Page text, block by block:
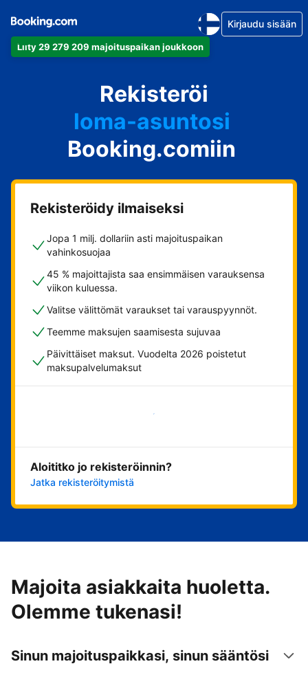
Liity 29 279 209 majoituspaikan joukkoon
Kirjaudu sisään
Rekisteröi
huoneistosi
hotellisi
loma-asuntosi
guesthousesi
bed & breakfastisi
Booking.comiin
Rekisteröidy ilmaiseksi
Jopa 1 milj. dollariin asti majoituspaikan
vahinkosuojaa
45 % majoittajista saa ensimmäisen varauksensa
viikon kuluessa.
Valitse välittömät varaukset tai varauspyynnöt.
Teemme maksujen saamisesta sujuvaa
Päivittäiset maksut. Vuodelta 2026 poistetut
maksupalvelumaksut
Aloita nyt
Aloititko jo rekisteröinnin?
Jatka rekisteröitymistä
Majoita asiakkaita huoletta.
Olemme tukenasi!
Sinun majoituspaikkasi, sinun sääntösi